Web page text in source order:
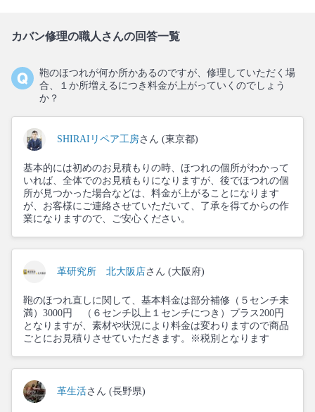
カバン修理の職人さんの回答一覧
鞄のほつれが何か所かあるのですが、修理していただく場
合、１か所増えるにつき料金が上がっていくのでしょう
か？
SHIRAIリペア工房さん (東京都)
基本的には初めのお見積もりの時、ほつれの個所がわかって
いれば、全体でのお見積もりになりますが、後でほつれの個
所が見つかった場合などは、料金が上がることになります
が、お客様にご連絡させていただいて、了承を得てからの作
業になりますので、ご安心ください。
革研究所 北大阪店さん (大阪府)
鞄のほつれ直しに関して、基本料金は部分補修（５センチ未
満）3000円 （６センチ以上１センチにつき）プラス200円
となりますが、素材や状況により料金は変わりますので商品
ごとにお見積りさせていただきます。※税別となります
革生活さん (長野県)